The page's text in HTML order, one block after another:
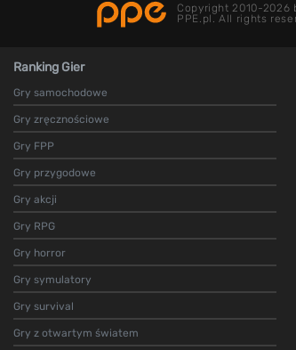
Copyright 2010-2026
PPE.pl. All rights
Ranking Gier
Gry samochodowe
Gry zręcznościowe
Gry FPP
Gry przygodowe
Gry akcji
Gry RPG
Gry horror
Gry symulatory
Gry survival
Gry z otwartym światem